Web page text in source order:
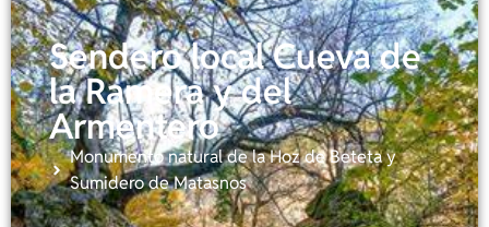
Sendero local Cueva de
la Ramera y del
Armentero
Monumento natural de la Hoz de Beteta y
Sumidero de Matasnos